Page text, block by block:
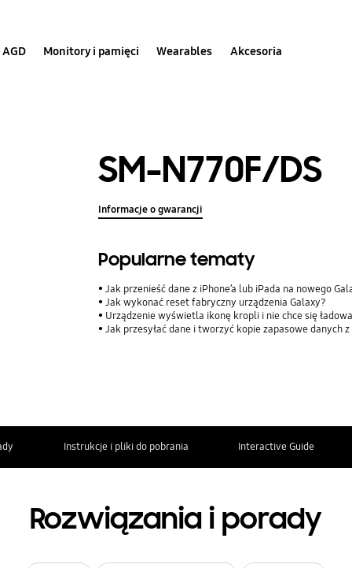
AGD Monitory i pamięci Wearables Akcesoria
SM-N770F/DS
Informacje o gwarancji
Popularne tematy
Jak przenieść dane z iPhone’a lub iPada na nowego
Jak wykonać reset fabryczny urządzenia Galaxy?
Urządzenie wyświetla ikonę kropli i nie chce się
Jak przesyłać dane i tworzyć kopie zapasowe
Instrukcje i pliki do pobrania Interactive Guide
Rozwiązania i porady